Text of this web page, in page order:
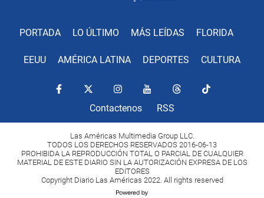
PORTADA LO ÚLTIMO MÁS LEÍDAS FLORIDA
EEUU AMÉRICA LATINA DEPORTES CULTURA
Contactenos RSS
Las Américas Multimedia Group LLC.
TODOS LOS DERECHOS RESERVADOS 2016-06-13
PROHIBIDA LA REPRODUCCIÓN TOTAL O PARCIAL DE CUALQUIER
MATERIAL DE ESTE DIARIO SIN LA AUTORIZACIÓN EXPRESA DE LOS
EDITORES
Copyright Diario Las Américas 2022. All rights reserved